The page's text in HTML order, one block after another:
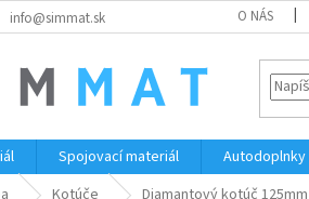
info@simmat.sk O NÁS
Spojovací materiál Autodoplnky
Kotúče Diamantový kotúč